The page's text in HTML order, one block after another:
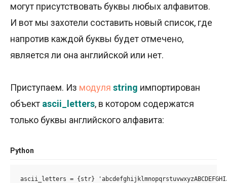
могут присутствовать буквы любых алфавитов.
И вот мы захотели составить новый список, где
напротив каждой буквы будет отмечено,
является ли она английской или нет.
Приступаем. Из модуля string импортирован
объект ascii_letters, в котором содержатся
только буквы английского алфавита:
Python
ascii_letters = {str}